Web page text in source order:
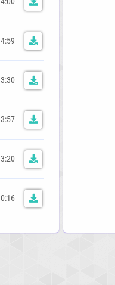
4:59
3:30
3:57
3:20
0:16